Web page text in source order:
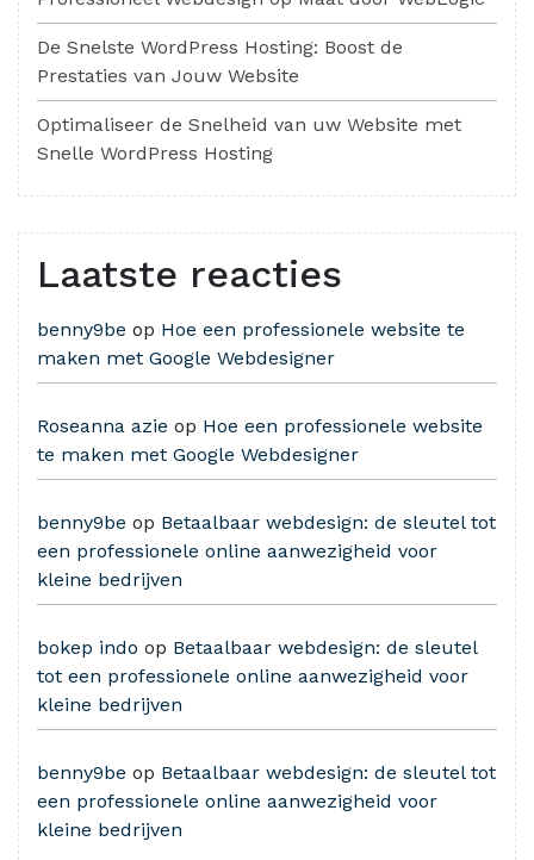
De Snelste WordPress Hosting: Boost de
Prestaties van Jouw Website
Optimaliseer de Snelheid van uw Website met
Snelle WordPress Hosting
Laatste reacties
benny9be op Hoe een professionele website te
maken met Google Webdesigner
Roseanna azie op Hoe een professionele website
te maken met Google Webdesigner
benny9be op Betaalbaar webdesign: de sleutel tot
een professionele online aanwezigheid voor
kleine bedrijven
bokep indo op Betaalbaar webdesign: de sleutel
tot een professionele online aanwezigheid voor
kleine bedrijven
benny9be op Betaalbaar webdesign: de sleutel tot
een professionele online aanwezigheid voor
kleine bedrijven